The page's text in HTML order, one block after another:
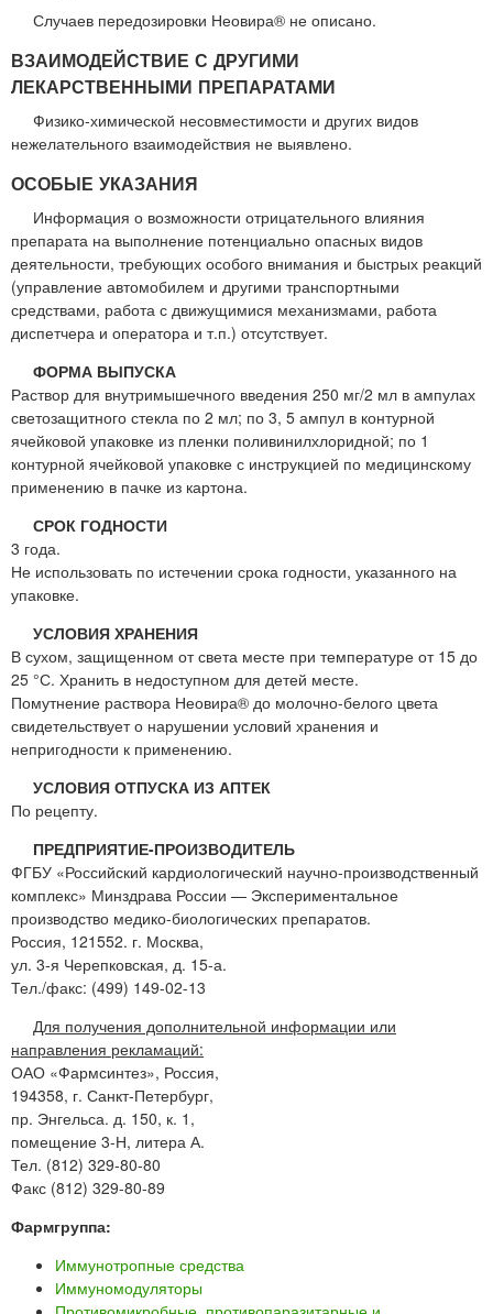
Случаев передозировки Неовира® не описано.
ВЗАИМОДЕЙСТВИЕ С ДРУГИМИ
ЛЕКАРСТВЕННЫМИ ПРЕПАРАТАМИ
Физико-химической несовместимости и других видов
нежелательного взаимодействия не выявлено.
ОСОБЫЕ УКАЗАНИЯ
Информация о возможности отрицательного влияния
препарата на выполнение потенциально опасных видов
деятельности, требующих особого внимания и быстрых реакций
(управление автомобилем и другими транспортными
средствами, работа с движущимися механизмами, работа
диспетчера и оператора и т.п.) отсутствует.
ФОРМА ВЫПУСКА
Раствор для внутримышечного введения 250 мг/2 мл в ампулах
светозащитного стекла по 2 мл; по 3, 5 ампул в контурной
ячейковой упаковке из пленки поливинилхлоридной; по 1
контурной ячейковой упаковке с инструкцией по медицинскому
применению в пачке из картона.
СРОК ГОДНОСТИ
3 года.
Не использовать по истечении срока годности, указанного на
упаковке.
УСЛОВИЯ ХРАНЕНИЯ
В сухом, защищенном от света месте при температуре от 15 до
25 °С. Хранить в недоступном для детей месте.
Помутнение раствора Неовира® до молочно-белого цвета
свидетельствует о нарушении условий хранения и
непригодности к применению.
УСЛОВИЯ ОТПУСКА ИЗ АПТЕК
По рецепту.
ПРЕДПРИЯТИЕ-ПРОИЗВОДИТЕЛЬ
ФГБУ «Российский кардиологический научно-производственный
комплекс» Минздрава России — Экспериментальное
производство медико-биологических препаратов.
Россия, 121552. г. Москва,
ул. 3-я Черепковская, д. 15-а.
Тел./факс: (499) 149-02-13
Для получения дополнительной информации или
направления рекламаций:
ОАО «Фармсинтез», Россия,
194358, г. Санкт-Петербург,
пр. Энгельса. д. 150, к. 1,
помещение 3-Н, литера А.
Тел. (812) 329-80-80
Факс (812) 329-80-89
Фармгруппа:
Иммунотропные средства
Иммуномодуляторы